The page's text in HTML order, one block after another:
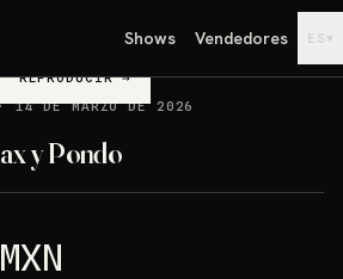
Shows Vendedores ES ▾
REPRODUCIR→
14 DE MARZO DE 2026
y Pondo